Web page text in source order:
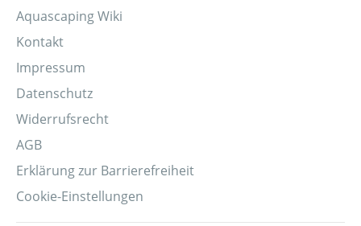
Aquascaping Wiki
Kontakt
Impressum
Datenschutz
Widerrufsrecht
AGB
Erklärung zur Barrierefreiheit
Cookie-Einstellungen